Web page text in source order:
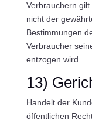
Verbrauchern
nicht der
Bestimmungen
Verbraucher
entzogen wird.
13)
Handelt der
öffentlichen